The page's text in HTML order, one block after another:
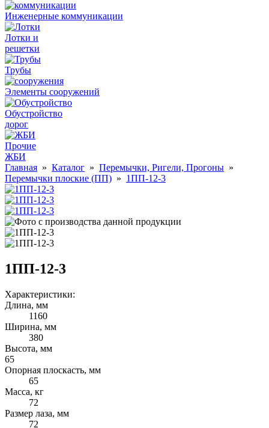
Инженерные коммуникации
Лотки и
решетки
Трубы
Элементы сооружений
Обустройство
дорог
Прочие
ЖБИ
Главная » Каталог » Перемычки, Ригели, Прогоны »
Перемычки плоские (ПП) » 1ПП-12-3
1ПП-12-3
Характеристики:
Длина, мм
1160
Ширина, мм
380
Высота, мм
65
Опорная плоскасть, мм
65
Масса, кг
72
Размер лаза, мм
72